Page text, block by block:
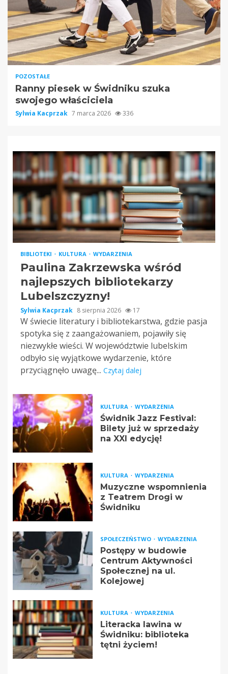
POZOSTAŁE
Ranny piesek w Świdniku szuka
swojego właściciela
Sylwia Kacprzak 7 marca 2026 336
BIBLIOTEKI KULTURA WYDARZENIA
Paulina Zakrzewska wśród
najlepszych bibliotekarzy
Lubelszczyzny!
Sylwia Kacprzak 8 sierpnia 2026 17
W świecie literatury i bibliotekarstwa, gdzie pasja
spotyka się z zaangażowaniem, pojawiły się
niezwykłe wieści. W województwie lubelskim
odbyło się wyjątkowe wydarzenie, które
przyciągnęło uwagę... Czytaj dalej
KULTURA WYDARZENIA
Świdnik Jazz Festival:
Bilety już w sprzedaży
na XXI edycję!
KULTURA WYDARZENIA
Muzyczne wspomnienia
z Teatrem Drogi w
Świdniku
SPOŁECZEŃSTWO WYDARZENIA
Postępy w budowie
Centrum Aktywności
Społecznej na ul.
Kolejowej
KULTURA WYDARZENIA
Literacka lawina w
Świdniku: biblioteka
tętni życiem!